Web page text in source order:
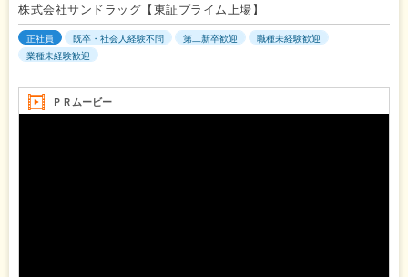
株式会社サンドラッグ【東証プライム上場】
正社員 既卒・社会人経験不問 第二新卒歓迎
職種未経験歓迎
業種未経験歓迎
ＰＲムービー